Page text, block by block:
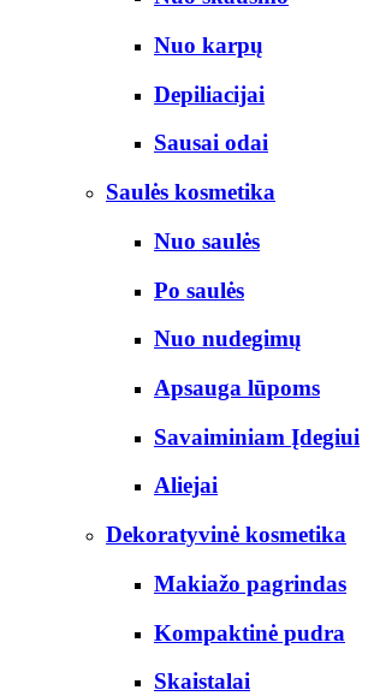
Nuo karpų
Depiliacijai
Sausai odai
Saulės kosmetika
Nuo saulės
Po saulės
Nuo nudegimų
Apsauga lūpoms
Savaiminiam Įdegiui
Aliejai
Dekoratyvinė kosmetika
Makiažo pagrindas
Kompaktinė pudra
Skaistalai